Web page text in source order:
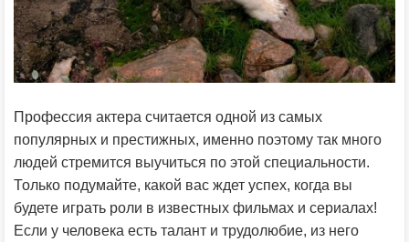
Профессия актера считается одной из самых
популярных и престижных, именно поэтому так много
людей стремится выучиться по этой специальности.
Только подумайте, какой вас ждет успех, когда вы
будете играть роли в известных фильмах и сериалах!
Если у человека есть талант и трудолюбие, из него